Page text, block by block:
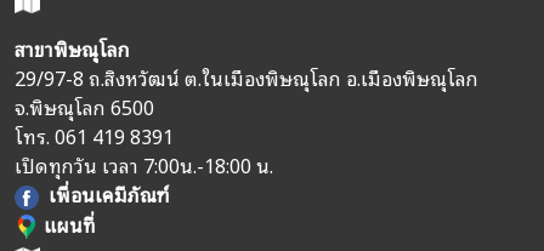
สาขาพิษณุโลก
29/97-8 ถ.สิงหวัฒน์ ต.ในเมืองพิษณุโลก อ.เมืองพิษณุโลก
จ.พิษณุโลก 6500
โทร.061 419 8391
เปิดทุกวัน เวลา 7:00น.-18:00 น.
เพื่อนเคมีภัณฑ์
แผนที่